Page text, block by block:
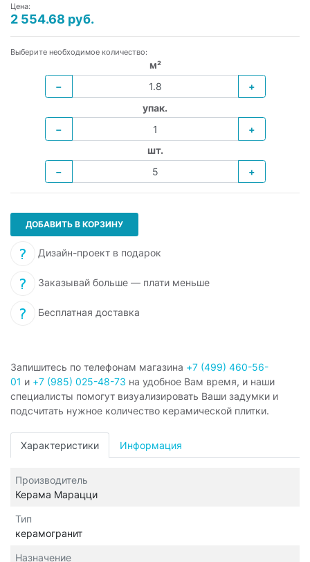
Цена:
2 554.68 руб.
Выберите необходимое количество:
м²
−
+
упак.
−
+
шт.
−
+
ДОБАВИТЬ В КОРЗИНУ
Дизайн-проект в подарок
Заказывай больше — плати меньше
Бесплатная доставка
Запишитесь по телефонам магазина +7 (499) 460-56-
01 и +7 (985) 025-48-73 на удобное Вам время, и наши
специалисты помогут визуализировать Ваши задумки и
подсчитать нужное количество керамической плитки.
Характеристики Информация
Производитель
Керама Марацци
Тип
керамогранит
Назначение